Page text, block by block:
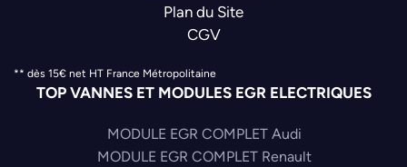
Plan du Site
CGV
** dès 15€ net HT France Métropolitaine
TOP VANNES ET MODULES EGR ELECTRIQUES
MODULE EGR COMPLET Audi
MODULE EGR COMPLET Renault